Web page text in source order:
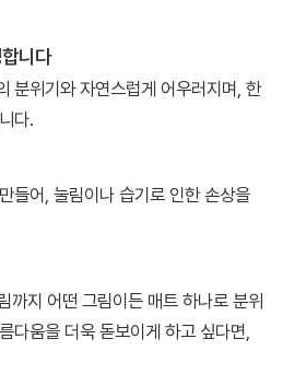
니다
분위기와 자연스럽게 어우러지며, 한
다.
들어, 눌림이나 습기로 인한 손상을
까지 어떤 그림이든 매트 하나로 분위
다움을 더욱 돋보이게 하고 싶다면,